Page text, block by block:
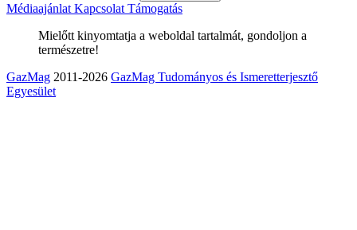
Médiaajánlat Kapcsolat Támogatás
Mielőtt kinyomtatja a weboldal tartalmát, gondoljon a
természetre!
GazMag 2011-2026 GazMag Tudományos és Ismeretterjesztő
Egyesület